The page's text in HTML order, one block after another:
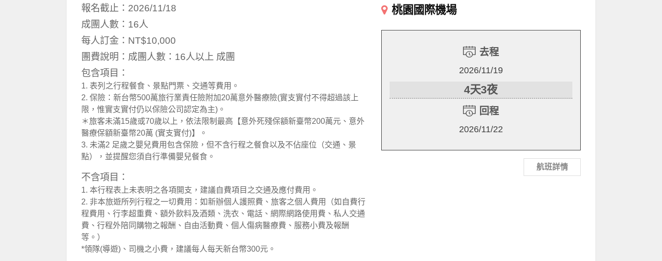
報名截止：2026/11/18
成團人數：16人
每人訂金：NT$10,000
團費說明：成團人數：16人以上 成團
包含項目：
1. 表列之行程餐食、景點門票、交通等費用。
2. 保險：新台幣500萬旅行業責任險附加20萬意外醫療險(實支實付不得超過該上
限，惟實支實付仍以保險公司認定為主)。
＊旅客未滿15歲或70歲以上，依法限制最高【意外死殘保額新臺幣200萬元、意外
醫療保額新臺幣20萬 (實支實付)】。
3. 未滿2 足歲之嬰兒費用包含保險，但不含行程之餐食以及不佔座位（交通、景
點），並提醒您須自行準備嬰兒餐食。
不含項目：
1. 本行程表上未表明之各項開支，建議自費項目之交通及應付費用。
2. 非本旅遊所列行程之一切費用：如新辦個人護照費、旅客之個人費用（如自費行
程費用、行李超重費、額外飲料及酒類、洗衣、電話、網際網路使用費、私人交通
費、行程外陪同購物之報酬、自由活動費、個人傷病醫療費、服務小費及報酬
等。）
*領隊(導遊)、司機之小費，建議每人每天新台幣300元。
桃園國際機場
去程
2026/11/19
4天3夜
回程
2026/11/22
航班詳情